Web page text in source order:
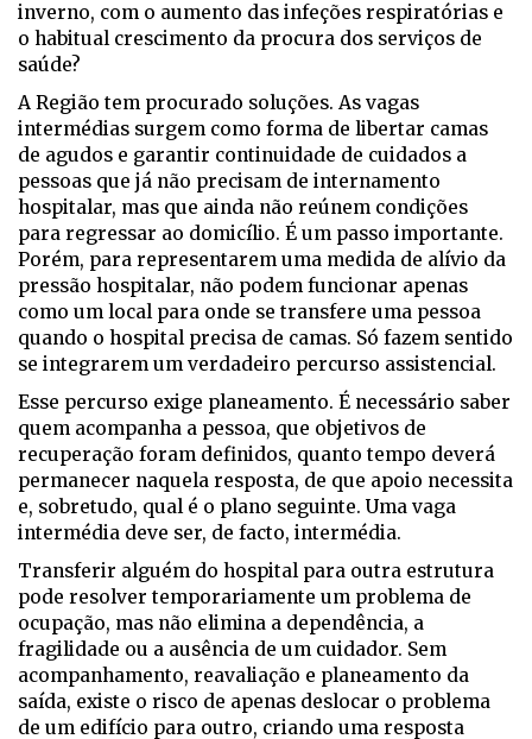
inverno, com o aumento das infeções respiratórias e
o habitual crescimento da procura dos serviços de
saúde?
A Região tem procurado soluções. As vagas
intermédias surgem como forma de libertar camas
de agudos e garantir continuidade de cuidados a
pessoas que já não precisam de internamento
hospitalar, mas que ainda não reúnem condições
para regressar ao domicílio. É um passo importante.
Porém, para representarem uma medida de alívio da
pressão hospitalar, não podem funcionar apenas
como um local para onde se transfere uma pessoa
quando o hospital precisa de camas. Só fazem sentido
se integrarem um verdadeiro percurso assistencial.
Esse percurso exige planeamento. É necessário saber
quem acompanha a pessoa, que objetivos de
recuperação foram definidos, quanto tempo deverá
permanecer naquela resposta, de que apoio necessita
e, sobretudo, qual é o plano seguinte. Uma vaga
intermédia deve ser, de facto, intermédia.
Transferir alguém do hospital para outra estrutura
pode resolver temporariamente um problema de
ocupação, mas não elimina a dependência, a
fragilidade ou a ausência de um cuidador. Sem
acompanhamento, reavaliação e planeamento da
saída, existe o risco de apenas deslocar o problema
de um edifício para outro, criando uma resposta